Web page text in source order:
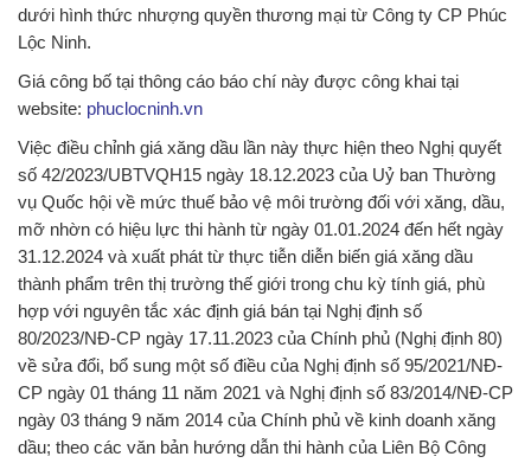
dưới hình thức nhượng quyền thương mại từ Công ty CP Phúc
Lộc Ninh.
Giá công bố tại thông cáo báo chí này được công khai tại
website: phuclocninh.vn
Việc điều chỉnh giá xăng dầu lần này thực hiện theo Nghị quyết
số 42/2023/UBTVQH15 ngày 18.12.2023 của Uỷ ban Thường
vụ Quốc hội về mức thuế bảo vệ môi trường đối với xăng, dầu,
mỡ nhờn có hiệu lực thi hành từ ngày 01.01.2024 đến hết ngày
31.12.2024 và xuất phát từ thực tiễn diễn biến giá xăng dầu
thành phẩm trên thị trường thế giới trong chu kỳ tính giá, phù
hợp với nguyên tắc xác định giá bán tại Nghị định số
80/2023/NĐ-CP ngày 17.11.2023 của Chính phủ (Nghị định 80)
về sửa đổi, bổ sung một số điều của Nghị định số 95/2021/NĐ-
CP ngày 01 tháng 11 năm 2021 và Nghị định số 83/2014/NĐ-CP
ngày 03 tháng 9 năm 2014 của Chính phủ về kinh doanh xăng
dầu; theo các văn bản hướng dẫn thi hành của Liên Bộ Công